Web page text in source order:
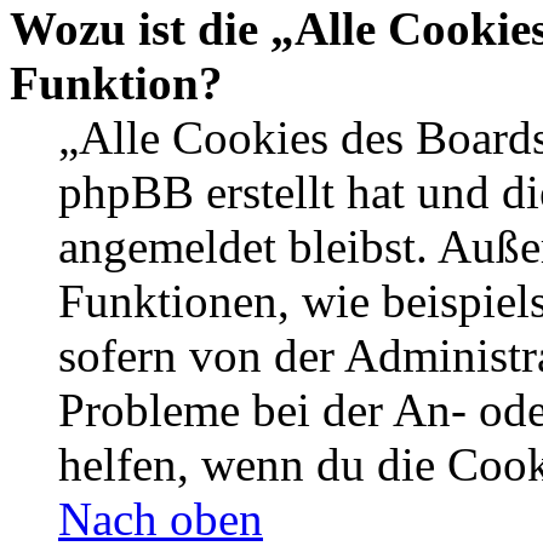
Wozu ist die „Alle
Funktion?
„Alle Cookies des
phpBB erstellt hat und
angemeldet bleibst.
Funktionen, wie
sofern von der
Probleme bei der An-
helfen, wenn du die
Nach oben